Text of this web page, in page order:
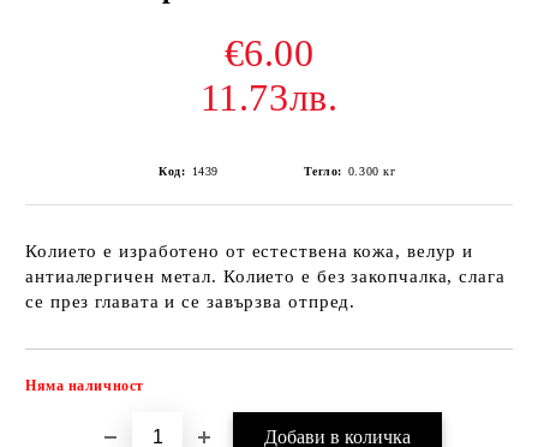
€6.00
11.73лв.
Код: 1439 Тегло: 0.300 кг
Колието е изработено от естествена кожа, велур и
антиалергичен метал. Колието е без закопчалка, слага
се през главата и се завързва отпред.
Няма наличност